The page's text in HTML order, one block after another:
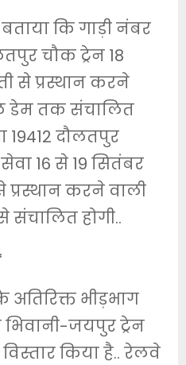
कि गाड़ी नंबर
चौक ट्रेन 18
से प्रस्थान करने
डेम तक संचालित
19412 दौलतपुर
16 से 19 सितंबर
करने वाली
होगी..
अतिरिक्त भीड़भाग
जयपुर ट्रेन
किया है.. रेलवे